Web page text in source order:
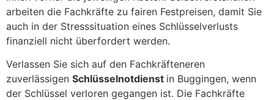
arbeiten die Fachkräfte zu fairen Festpreisen, damit Sie
auch in der Stresssituation eines Schlüsselverlusts
finanziell nicht überfordert werden.
Verlassen Sie sich auf den Fachkräfteneren
zuverlässigen Schlüsselnotdienst in Buggingen, wenn
der Schlüssel verloren gegangen ist. Die Fachkräfte